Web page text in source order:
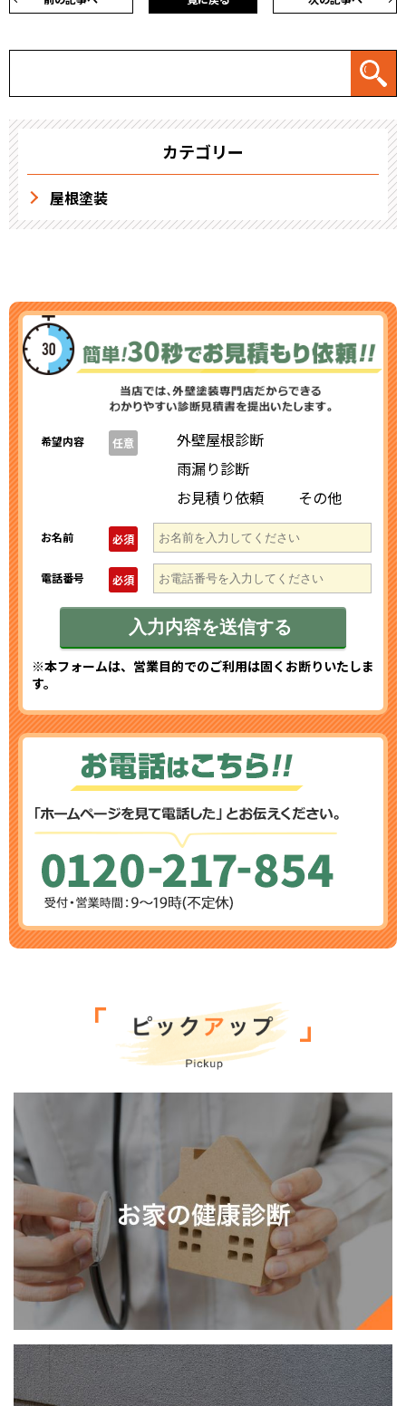
カテゴリー
屋根塗装
希望内容 任意
外壁屋根診断
雨漏り診断
お見積り依頼
その他
お名前 必須
電話番号 必須
※本フォームは、営業目的でのご利用は固くお断りいたしま
す。